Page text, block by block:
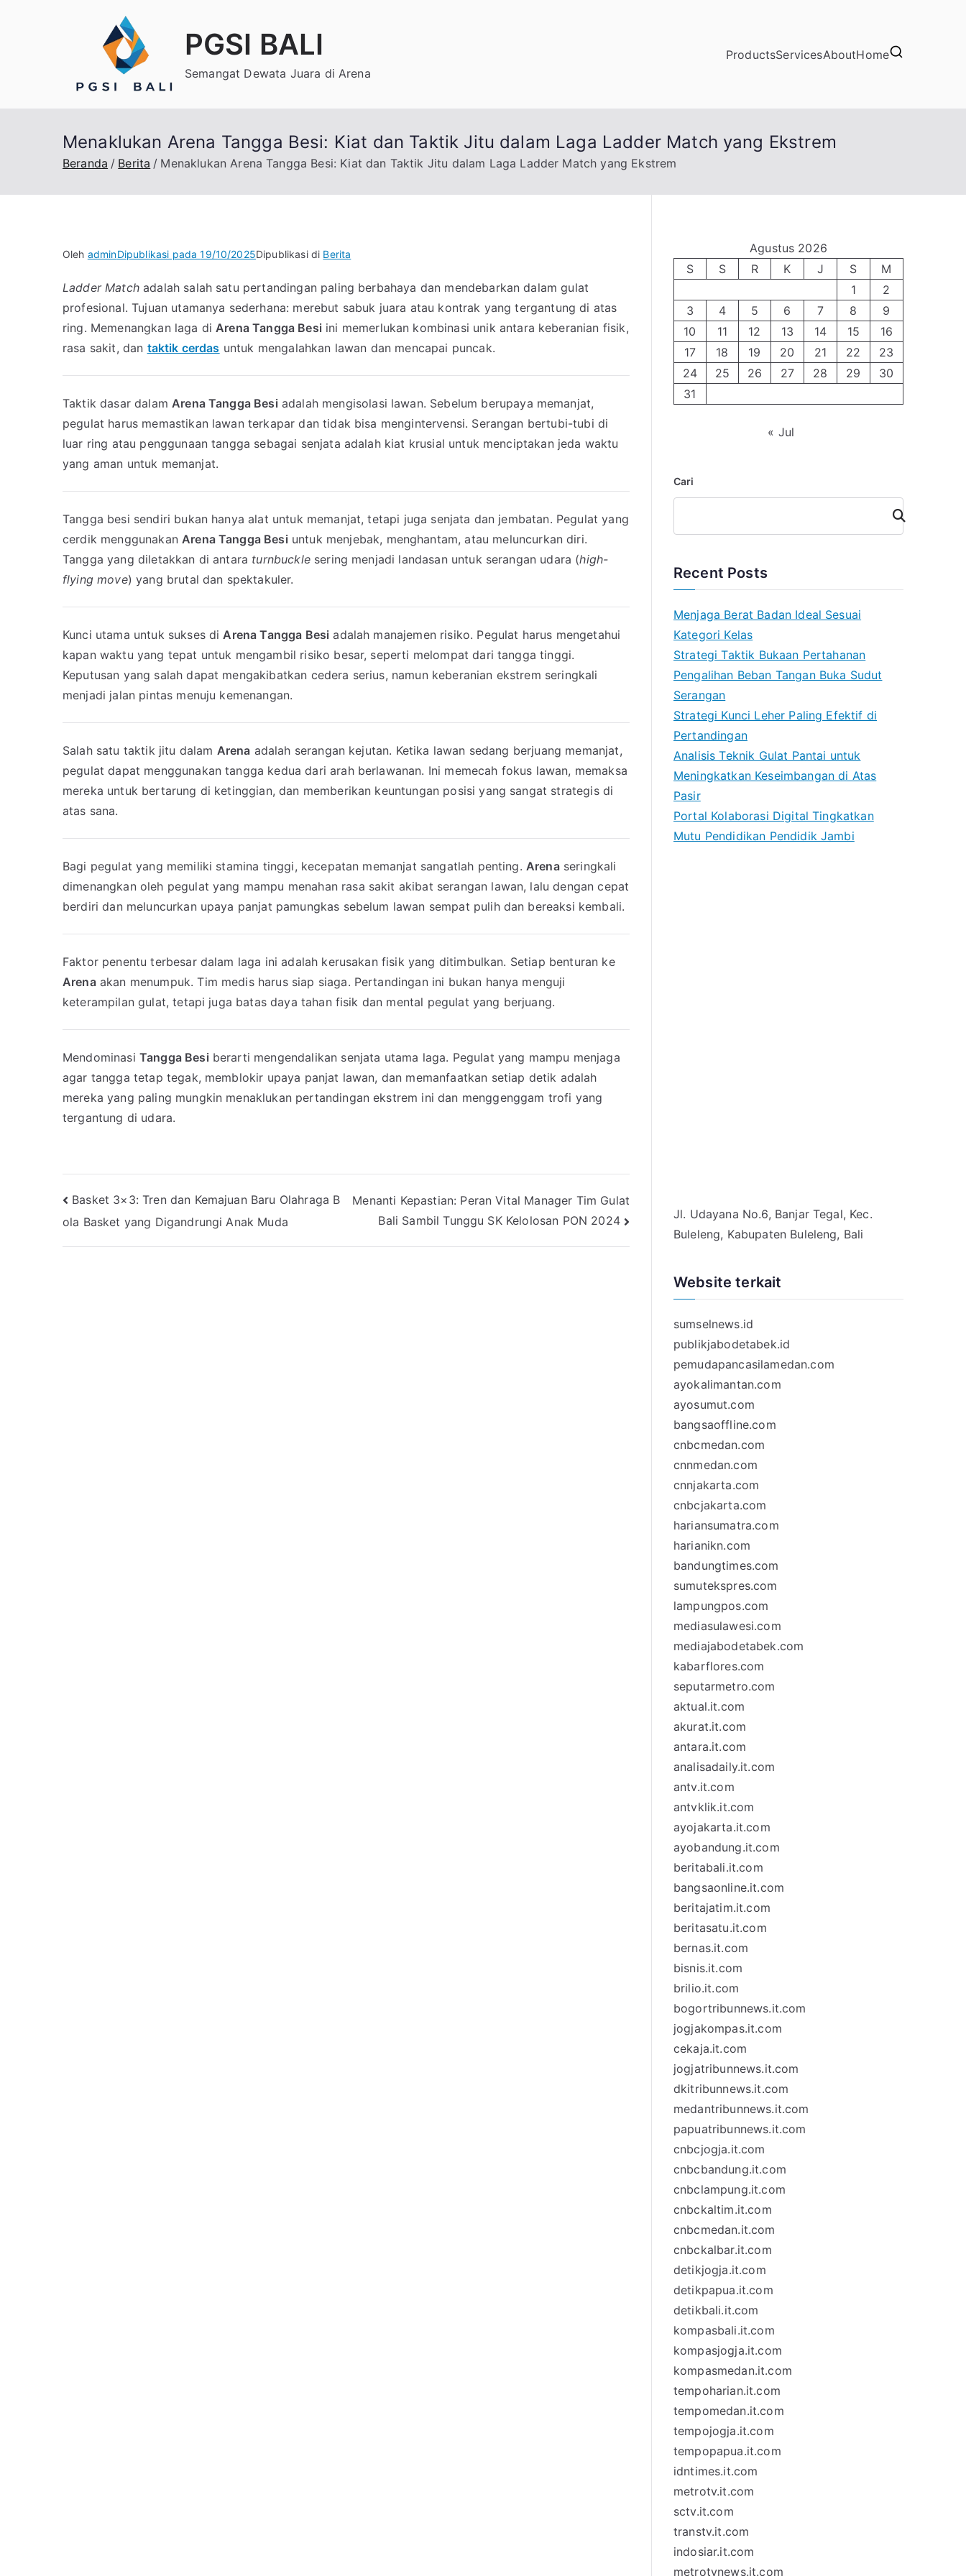
PGSI BALI
Semangat Dewata Juara di Arena
ProductsServicesAboutHome
Menaklukan Arena Tangga Besi: Kiat dan Taktik Jitu dalam Laga Ladder Match yang Ekstrem
Beranda Berita Menaklukan Arena Tangga Besi: Kiat dan Taktik Jitu dalam Laga Ladder Match yang Ekstrem
Oleh adminDipublikasi pada19/10/2025Dipublikasi di Berita
Ladder Matchadalah salah satu pertandingan paling berbahaya dan mendebarkan dalam gulat
profesional. Tujuan utamanya sederhana: merebut sabuk juara atau kontrak yang tergantung di atas
ring. Memenangkan laga diArena Tangga Besi ini memerlukan kombinasi unik antara keberanian fisik,
rasa sakit, dan taktik cerdas untuk mengalahkan lawan dan mencapai puncak.
Taktik dasar dalamArena Tangga Besi adalah mengisolasi lawan. Sebelum berupaya memanjat,
pegulat harus memastikan lawan terkapar dan tidak bisa mengintervensi. Serangan bertubi-tubi di
luar ring atau penggunaan tangga sebagai senjata adalah kiat krusial untuk menciptakan jeda waktu
yang aman untuk memanjat.
Tangga besi sendiri bukan hanya alat untuk memanjat, tetapi juga senjata dan jembatan. Pegulat yang
cerdik menggunakanArena Tangga Besi untuk menjebak, menghantam, atau meluncurkan diri.
Tangga yang diletakkan di antara turnbucklesering menjadi landasan untuk serangan udara (high-
flying move) yang brutal dan spektakuler.
Kunci utama untuk sukses diArena Tangga Besi adalah manajemen risiko. Pegulat harus mengetahui
kapan waktu yang tepat untuk mengambil risiko besar, seperti melompat dari tangga tinggi.
Keputusan yang salah dapat mengakibatkan cedera serius, namun keberanian ekstrem seringkali
menjadi jalan pintas menuju kemenangan.
Salah satu taktik jitu dalam Arena adalah serangan kejutan. Ketika lawan sedang berjuang memanjat,
pegulat dapat menggunakan tangga kedua dari arah berlawanan. Ini memecah fokus lawan, memaksa
mereka untuk bertarung di ketinggian, dan memberikan keuntungan posisi yang sangat strategis di
atas sana.
Bagi pegulat yang memiliki stamina tinggi, kecepatan memanjat sangatlah penting. Arenaseringkali
dimenangkan oleh pegulat yang mampu menahan rasa sakit akibat serangan lawan, lalu dengan cepat
berdiri dan meluncurkan upaya panjat pamungkas sebelum lawan sempat pulih dan bereaksi kembali.
Faktor penentu terbesar dalam laga ini adalah kerusakan fisik yang ditimbulkan. Setiap benturan ke
Arenaakan menumpuk. Tim medis harus siap siaga. Pertandingan ini bukan hanya menguji
keterampilan gulat, tetapi juga batas daya tahan fisik dan mental pegulat yang berjuang.
Mendominasi Tangga Besi berarti mengendalikan senjata utama laga. Pegulat yang mampu menjaga
agar tangga tetap tegak, memblokir upaya panjat lawan, dan memanfaatkan setiap detik adalah
mereka yang paling mungkin menaklukan pertandingan ekstrem ini dan menggenggam trofi yang
tergantung di udara.
Navigasi
pos
Basket 3×3: Tren dan Kemajuan Baru Olahraga B
ola Basket yang Digandrungi Anak Muda
Menanti Kepastian: Peran Vital Manager Tim Gulat
Bali Sambil Tunggu SK Kelolosan PON 2024
Agustus 2026
S
S R K J S
M
1
2
3
4 5 6 7 8
9
10
11 12 13 14 15
16
17
18 19 20 21 22
23
24
25 26 27 28 29
30
31
« Jul
Cari
Cari
Recent Posts
Menjaga Berat Badan Ideal Sesuai
Kategori Kelas
Strategi Taktik Bukaan Pertahanan
Pengalihan Beban Tangan Buka Sudut
Serangan
Strategi Kunci Leher Paling Efektif di
Pertandingan
Analisis Teknik Gulat Pantai untuk
Meningkatkan Keseimbangan di Atas
Pasir
Portal Kolaborasi Digital Tingkatkan
Mutu Pendidikan Pendidik Jambi
Jl. Udayana No.6, Banjar Tegal, Kec.
Buleleng, Kabupaten Buleleng, Bali
Website terkait
sumselnews.id
publikjabodetabek.id
pemudapancasilamedan.com
ayokalimantan.com
ayosumut.com
bangsaoffline.com
cnbcmedan.com
cnnmedan.com
cnnjakarta.com
cnbcjakarta.com
hariansumatra.com
harianikn.com
bandungtimes.com
sumutekspres.com
lampungpos.com
mediasulawesi.com
mediajabodetabek.com
kabarflores.com
seputarmetro.com
aktual.it.com
akurat.it.com
antara.it.com
analisadaily.it.com
antv.it.com
antvklik.it.com
ayojakarta.it.com
ayobandung.it.com
beritabali.it.com
bangsaonline.it.com
beritajatim.it.com
beritasatu.it.com
bernas.it.com
bisnis.it.com
brilio.it.com
bogortribunnews.it.com
jogjakompas.it.com
cekaja.it.com
jogjatribunnews.it.com
dkitribunnews.it.com
medantribunnews.it.com
papuatribunnews.it.com
cnbcjogja.it.com
cnbcbandung.it.com
cnbclampung.it.com
cnbckaltim.it.com
cnbcmedan.it.com
cnbckalbar.it.com
detikjogja.it.com
detikpapua.it.com
detikbali.it.com
kompasbali.it.com
kompasjogja.it.com
kompasmedan.it.com
tempoharian.it.com
tempomedan.it.com
tempojogja.it.com
tempopapua.it.com
idntimes.it.com
metrotv.it.com
sctv.it.com
transtv.it.com
indosiar.it.com
metrotvnews.it.com